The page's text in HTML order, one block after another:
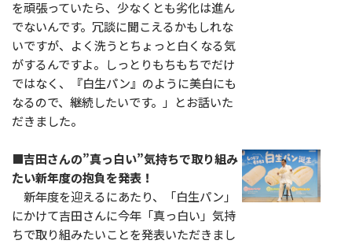
を頑張っていたら、少なくとも劣化は進ん
でないんです。冗談に聞こえるかもしれな
いですが、よく洗うとちょっと白くなる気
がするんですよ。しっとりもちもちでだけ
ではなく、『白生パン』のように美白にも
なるので、継続したいです。」とお話いた
だきました。
■吉田さんの”真っ白い”気持ちで取り組み
たい新年度の抱負を発表！
新年度を迎えるにあたり、「白生パン」
にかけて吉田さんに今年「真っ白い」気持
ちで取り組みたいことを発表いただきまし